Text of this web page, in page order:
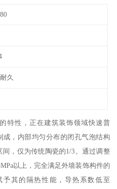
久
特性，正在建筑装饰领域快速普
，内部均匀分布的闭孔气泡结构
间，仅为传统陶瓷的1/3。通过调整
以上，完全满足外墙装饰构件的
其的隔热性能，导热系数低至